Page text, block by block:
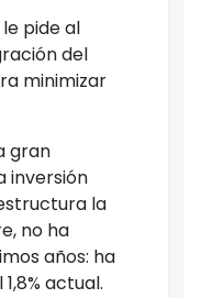
pide al
del
minimizar
gran
inversión
la
no ha
años: ha
actual.